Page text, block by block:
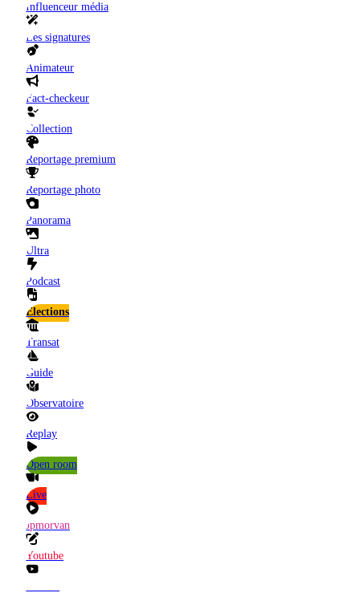
Influenceur média
Les signatures
Animateur
Fact-checkeur
Collection
Reportage premium
Reportage photo
Panorama
Ultra
Podcast
Elections
Transat
Guide
Observatoire
Replay
Open room
Live
Jpmorvan
Youtube